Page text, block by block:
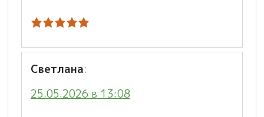
Светлана:
25.05.2026 в 13:08